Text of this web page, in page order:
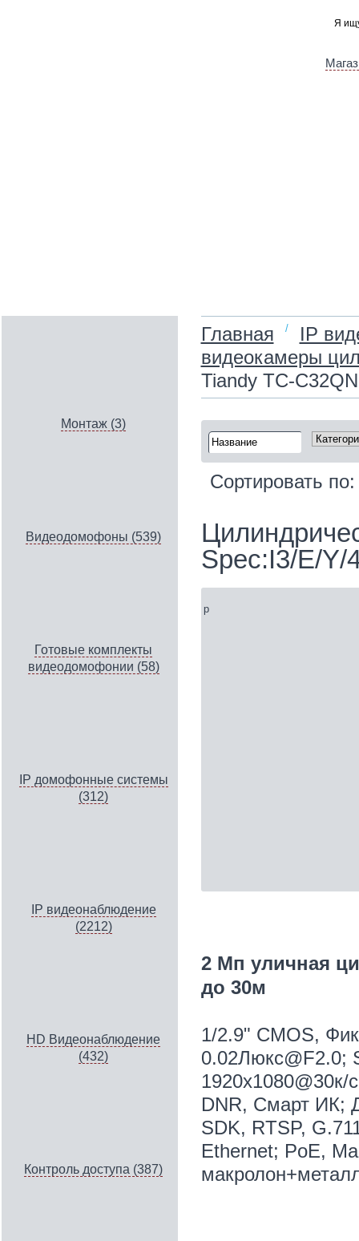
Монтаж (3)
Видеодомофоны (539)
Готовые комплекты
видеодомофонии (58)
IP домофонные системы
(312)
IP видеонаблюдение
(2212)
HD Видеонаблюдение
(432)
Контроль доступа (387)
Главная /
IP
видеокамеры
Tiandy TC-
Сортировать
Spec:I3/E/Y/
p
2 Мп уличная
до 30м
1/2.9" CMOS,
0.02Люкс@F2.0;
DNR, Смарт ИК;
SDK, RTSP,
Ethernet; PoE,